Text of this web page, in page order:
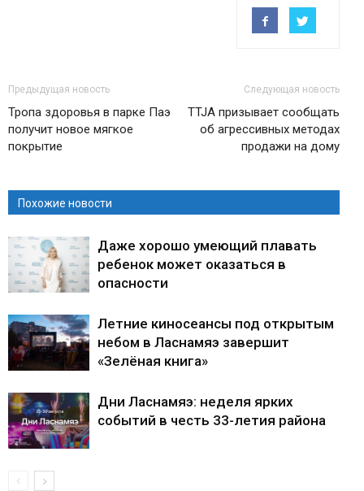
Предыдущая новость
Тропа здоровья в парке Паэ
получит новое мягкое
покрытие
Следующая новость
TTJA призывает сообщать
об агрессивных методах
продажи на дому
Похожие новости
Даже хорошо умеющий плавать
ребенок может оказаться в
опасности
Летние киносеансы под открытым
небом в Ласнамяэ завершит
«Зелёная книга»
Дни Ласнамяэ: неделя ярких
событий в честь 33-летия района